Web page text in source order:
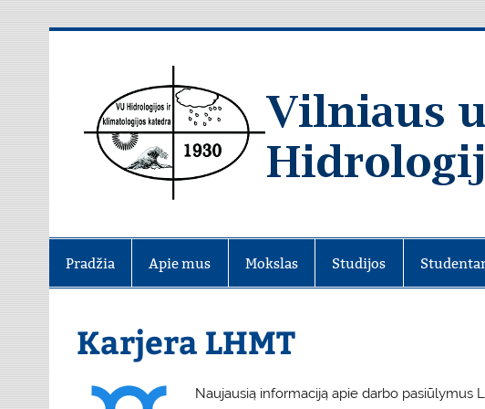
Pradžia Apie mus Mokslas Studijos
Karjera LHMT
Naujausią informaciją apie darbo